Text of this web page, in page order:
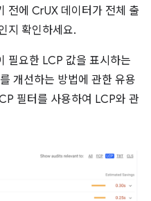
전에 CrUX 데이터가 전체 출
지 확인하세요.
필요한 LCP 값을 표시하는
개선하는 방법에 관한 유용
필터를 사용하여 LCP와 관